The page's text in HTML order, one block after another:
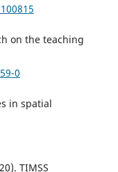
on the teaching
0
in spatial
TIMSS